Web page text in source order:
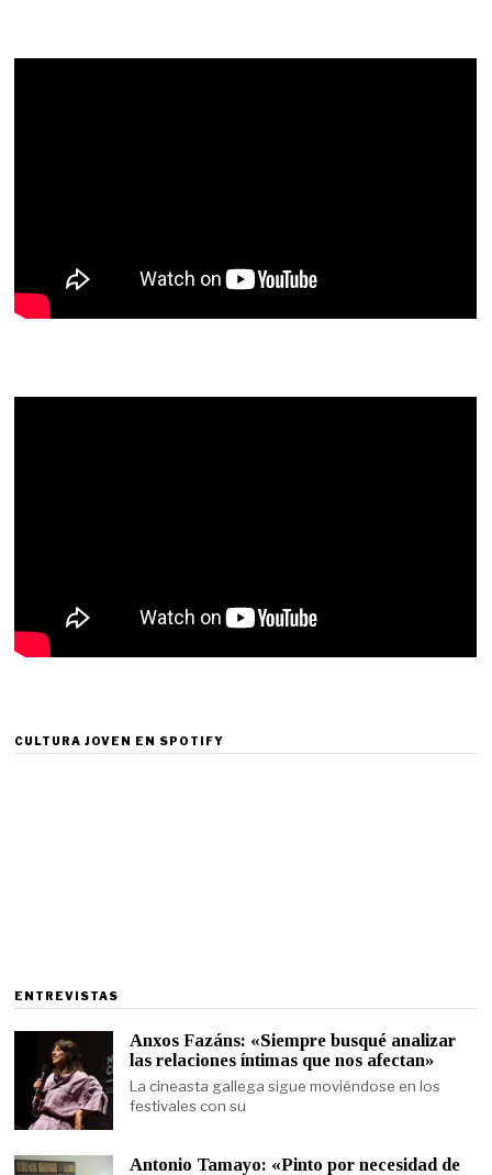
CULTURA JOVEN EN SPOTIFY
ENTREVISTAS
Anxos Fazáns: «Siempre busqué analizar
las relaciones íntimas que nos afectan»
La cineasta gallega sigue moviéndose en los
festivales con su
Antonio Tamayo: «Pinto por necesidad de